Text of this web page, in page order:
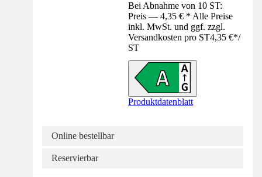
Bei Abnahme von 10 ST:
Preis — 4,35 € * Alle Preise
inkl. MwSt. und ggf. zzgl.
Versandkosten pro ST4,35 €*/
ST
Produktdatenblatt
Online bestellbar
Reservierbar